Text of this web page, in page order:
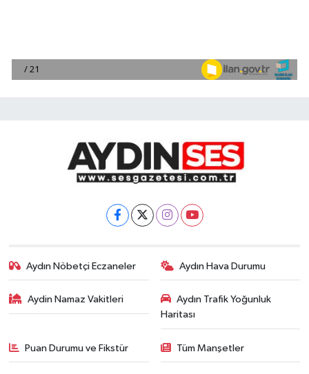
Aydın Nöbetçi Eczaneler Aydın Hava Durumu
Aydin Namaz Vakitleri
Aydın Trafik Yoğunluk
Haritası
Puan Durumu ve Fikstür Tüm Manşetler